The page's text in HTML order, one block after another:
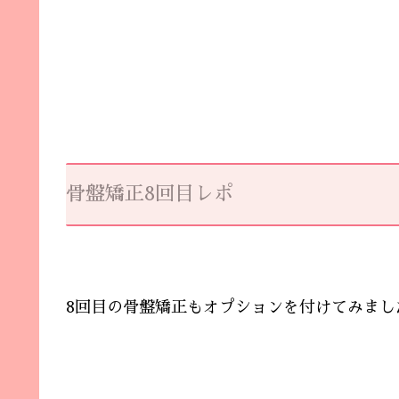
骨盤矯正8回目レポ
8回目の骨盤矯正もオプションを付けてみまし